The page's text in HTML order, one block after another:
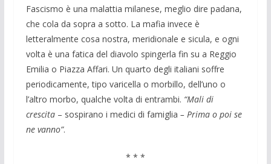
Fascismo è una malattia milanese, meglio dire padana,
che cola da sopra a sotto. La mafia invece è
letteralmente cosa nostra, meridionale e sicula, e ogni
volta è una fatica del diavolo spingerla fin su a Reggio
Emilia o Piazza Affari. Un quarto degli italiani soffre
periodicamente, tipo varicella o morbillo, dell’uno o
l’altro morbo, qualche volta di entrambi. “Mali di
crescita– sospirano i medici di famiglia – Prima o poi se
ne vanno”.
* * *